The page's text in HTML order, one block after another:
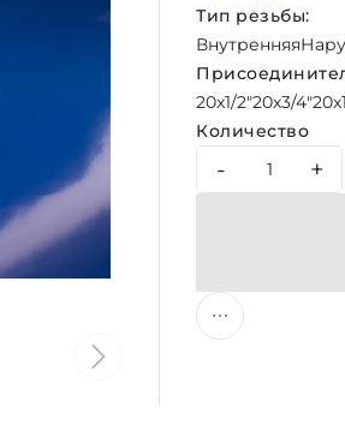
Тип резьбы:
Внутренняя
20x1/2"20х3/4"
Количество
- +